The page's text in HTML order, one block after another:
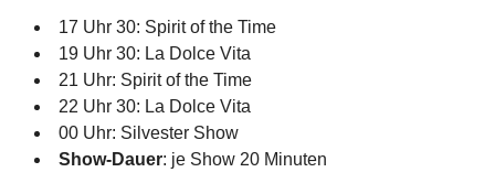
17 Uhr 30: Spirit of the Time
19 Uhr 30: La Dolce Vita
21 Uhr: Spirit of the Time
22 Uhr 30: La Dolce Vita
00 Uhr: Silvester Show
Show-Dauer: je Show 20 Minuten